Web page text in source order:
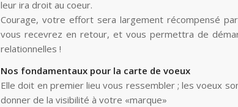
leur ira droit au coeur.
Courage, votre effort sera largement récompensé
vous recevrez en retour, et vous permettra de
relationnelles !
Nos fondamentaux pour la carte de voeux
Elle doit en premier lieu vous ressembler ; les voeux
donner de la visibilité à votre «marque»